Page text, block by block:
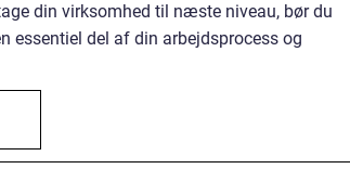
din virksomhed til næste niveau, bør du
essentiel del af din arbejdsprocess og